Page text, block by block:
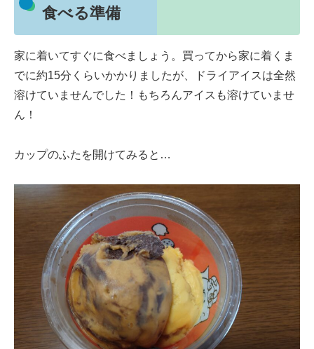
食べる準備
家に着いてすぐに食べましょう。買ってから家に着くま
でに約15分くらいかかりましたが、ドライアイスは全然
溶けていませんでした！もちろんアイスも溶けていませ
ん！
カップのふたを開けてみると…